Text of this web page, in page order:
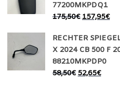
77200MKPDQ1
175,50€ 157,95€
RECHTER
X 2024 CB 500 F
88210MKPDP0
58,50€ 52,65€